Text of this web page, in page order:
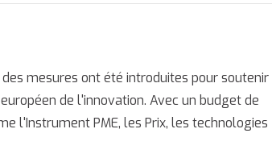
mesures ont été introduites pour soutenir
de l'innovation. Avec un budget de
l'Instrument PME, les Prix, les technologies